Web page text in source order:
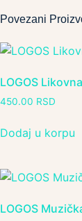
Povezani
LOGOS
450.00 RSD
Dodaj u korpu
LOGOS